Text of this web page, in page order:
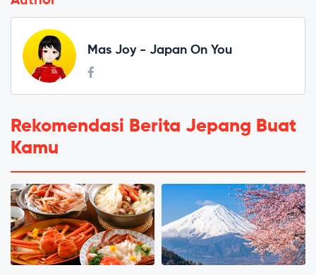
Mas Joy - Japan On You
Rekomendasi Berita Jepang Buat
Kamu